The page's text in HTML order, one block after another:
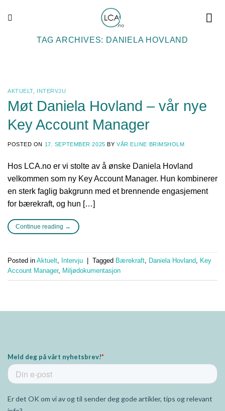
TAG ARCHIVES: DANIELA HOVLAND
AKTUELT, INTERVJU
Møt Daniela Hovland – vår nye
Key Account Manager
POSTED ON 17. SEPTEMBER 2025 BY VÅR ELINE BRIMSHOLM
Hos LCA.no er vi stolte av å ønske Daniela Hovland
velkommen som ny Key Account Manager. Hun kombinerer
en sterk faglig bakgrunn med et brennende engasjement
for bærekraft, og hun […]
Continue reading →
Posted in Aktuelt, Intervju Tagged Bærekraft, Daniela Hovland, Key
Account Manager, Miljødokumentasjon